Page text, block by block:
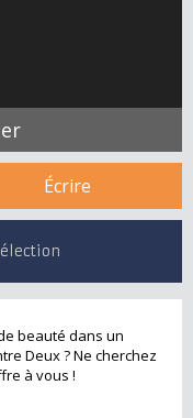
Écrire
beauté dans un
Deux ? Ne cherchez
à vous !